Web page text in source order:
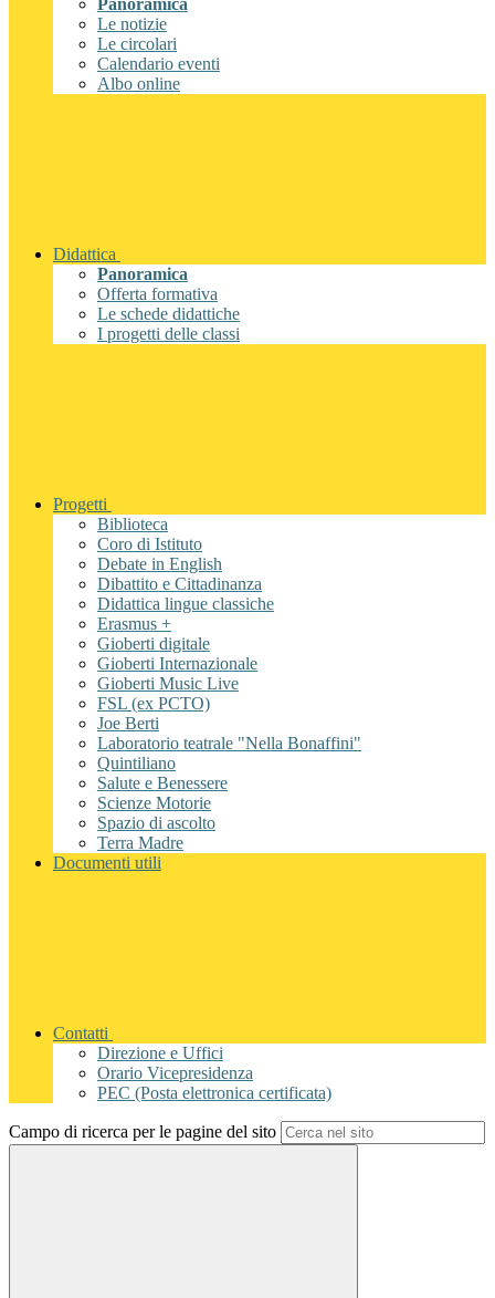
Panoramica
Le notizie
Le circolari
Calendario eventi
Albo online
Didattica
Panoramica
Offerta formativa
Le schede didattiche
I progetti delle classi
Progetti
Biblioteca
Coro di Istituto
Debate in English
Dibattito e Cittadinanza
Didattica lingue classiche
Erasmus +
Gioberti digitale
Gioberti Internazionale
Gioberti Music Live
FSL (ex PCTO)
Joe Berti
Laboratorio teatrale "Nella Bonaffini"
Quintiliano
Salute e Benessere
Scienze Motorie
Spazio di ascolto
Terra Madre
Documenti utili
Contatti
Direzione e Uffici
Orario Vicepresidenza
PEC (Posta elettronica certificata)
Campo di ricerca per le pagine del sito